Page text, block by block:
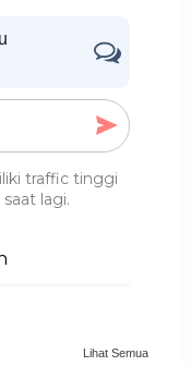
traffic tinggi
lagi.
Lihat Semua